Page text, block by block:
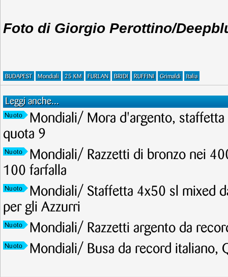
Foto di Giorgio Perottino/
BUDAPEST Mondiali 25 KM FURLAN BRIDI RUFFINI Grimaldi Italia
Leggi anche...
Nuoto
Mondiali/ Mora d'argento,
quota 9
Nuoto
Mondiali/ Razzetti di bronzo nei
100 farfalla
Nuoto
Mondiali/ Staffetta 4x50 sl mixed
per gli Azzurri
Nuoto Mondiali/ Razzetti argento da
Nuoto Mondiali/ Busa da record italiano,